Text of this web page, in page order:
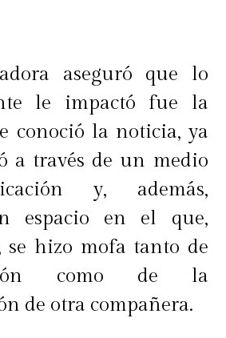
aseguró que lo
le impactó fue la
conoció la noticia, ya
a través de un medio
y, además,
espacio en el que,
se hizo mofa tanto de
como de la
de otra compañera.